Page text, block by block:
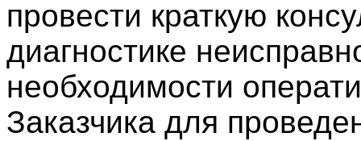
провести краткую
диагностике
необходимости
Заказчика для